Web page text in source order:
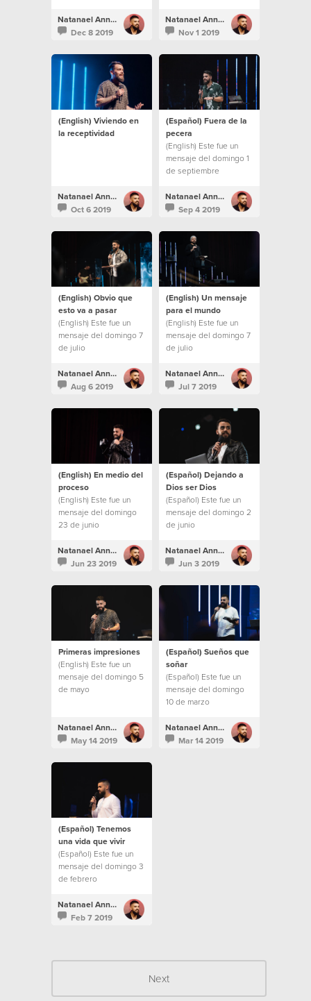
Natanael Annacondia
Dec 8 2019
Natanael Annacondia
Nov 1 2019
(English) Viviendo en
la receptividad
Natanael Annacondia
Oct 6 2019
(Español) Fuera de la
pecera
(English) Este fue un
mensaje del domingo 1
de septiembre
Natanael Annacondia
Sep 4 2019
(English) Obvio que
esto va a pasar
(English) Este fue un
mensaje del domingo 7
de julio
Natanael Annacondia
Aug 6 2019
(English) Un mensaje
para el mundo
(English) Este fue un
mensaje del domingo 7
de julio
Natanael Annacondia
Jul 7 2019
(English) En medio del
proceso
(English) Este fue un
mensaje del domingo
23 de junio
Natanael Annacondia
Jun 23 2019
(Español) Dejando a
Dios ser Dios
(Español) Este fue un
mensaje del domingo 2
de junio
Natanael Annacondia
Jun 3 2019
Primeras impresiones
(English) Este fue un
mensaje del domingo 5
de mayo
Natanael Annacondia
May 14 2019
(Español) Sueños que
soñar
(Español) Este fue un
mensaje del domingo
10 de marzo
Natanael Annacondia
Mar 14 2019
(Español) Tenemos
una vida que vivir
(Español) Este fue un
mensaje del domingo 3
de febrero
Natanael Annacondia
Feb 7 2019
Next